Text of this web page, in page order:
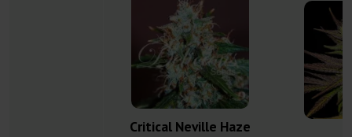
Critical Neville Haze